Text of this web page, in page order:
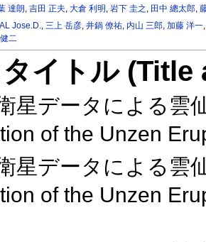
達朗,吉田 正夫,大倉 利明 ,岩下 圭之 , 田中 總太郎,
Jose.D.,三上 岳彦,井鍋 僚祐, 内山 三郎,加藤 洋一
二
イトル
星データによる雲
of the Unzen
星データによる雲
of the Unzen